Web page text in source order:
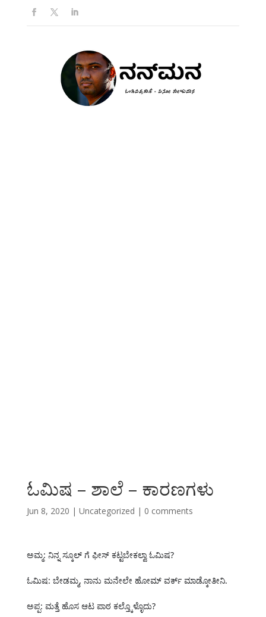
ಓಮಿಷ – ‌ಶಾಲೆ – ಕಾರಣಗಳು
Jun 8, 2020 | Uncategorized | 0 comments
ಅಮ್ಮ: ನಿನ್ನ ಸ್ಕೂಲ್ ಗೆ ಫೀಸ್ ಕಟ್ಟಬೇಕಲ್ವಾ ಓಮಿಷ?
ಓಮಿಷ: ಬೇಡಮ್ಮ, ನಾನು ಮನೇಲೇ ಹೋಮ್ ವರ್ಕ್ ಮಾಡ್ಕೋತೀನಿ.
ಅಪ್ಪ: ಮತ್ತೆ ಹೊಸ ಆಟ ಪಾಠ ಕಲ್ತ್ಕೊಳ್ಳೊದು?